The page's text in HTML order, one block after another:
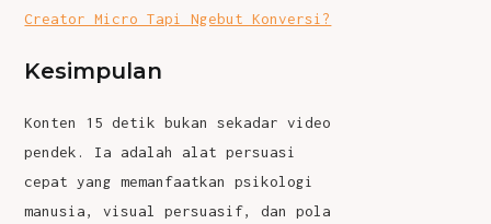
Creator Micro Tapi Ngebut Konversi?
Kesimpulan
Konten 15 detik bukan sekadar video
pendek. Ia adalah alat persuasi
cepat yang memanfaatkan psikologi
manusia, visual persuasif, dan pola